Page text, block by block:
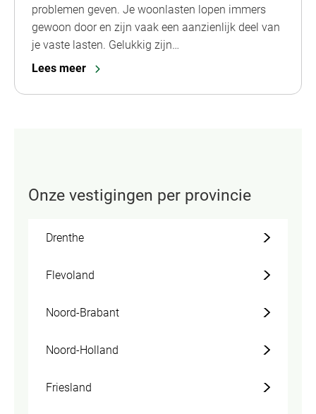
problemen geven. Je woonlasten lopen immers
gewoon door en zijn vaak een aanzienlijk deel van
je vaste lasten. Gelukkig zijn…
Lees meer
Onze vestigingen per provincie
Drenthe
Flevoland
Noord-Brabant
Noord-Holland
Friesland